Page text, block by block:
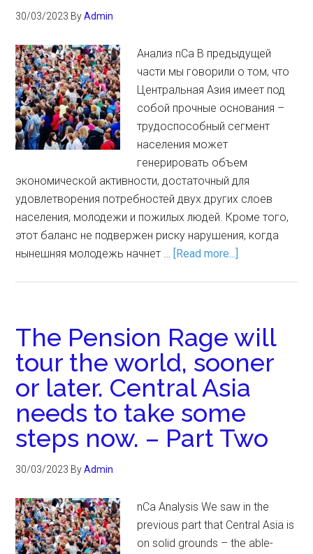
30/03/2023 ByAdmin
Анализ nCa В предыдущей
части мы говорили о том, что
Центральная Азия имеет под
собой прочные основания –
трудоспособный сегмент
населения может
генерировать объем
экономической активности, достаточный для
удовлетворения потребностей двух других слоев
населения, молодежи и пожилых людей. Кроме того,
этот баланс не подвержен риску нарушения, когда
нынешняя молодежь начнет … [Read more...]
The Pension Rage will
tour the world, sooner
or later. Central Asia
needs to take some
steps now. – Part Two
30/03/2023 ByAdmin
nCa Analysis We saw in the
previous part that Central Asia is
on solid grounds – the able-